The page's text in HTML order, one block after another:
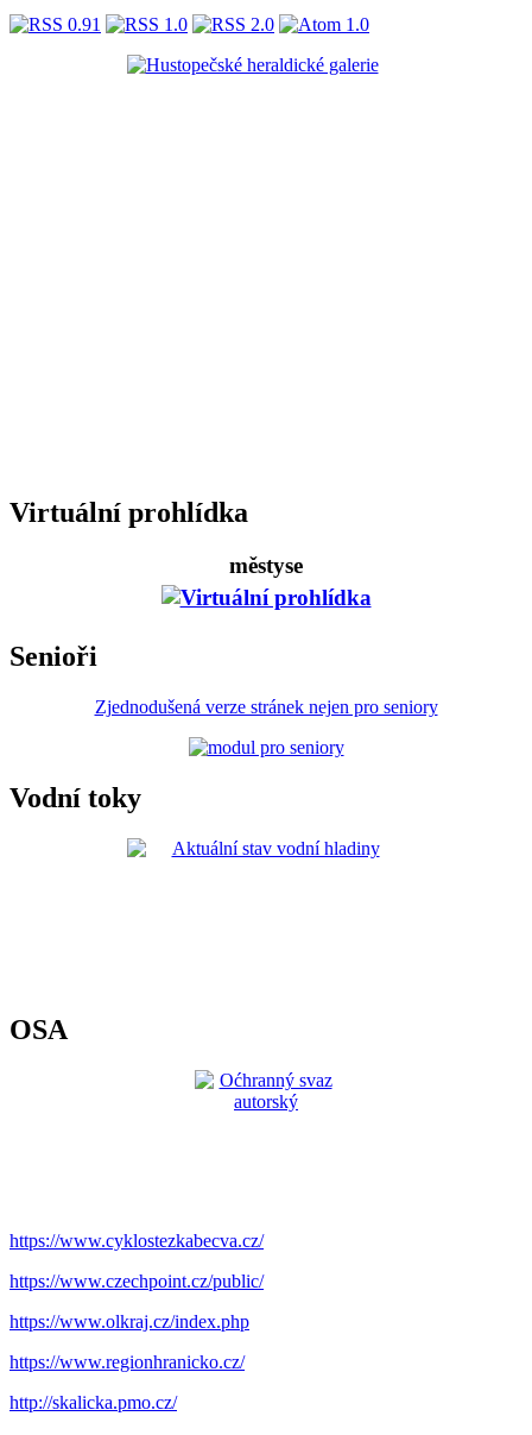
Virtuální prohlídka
městyse
Senioři
Zjednodušená verze stránek nejen pro seniory
Vodní toky
OSA
https://www.cyklostezkabecva.cz/
https://www.czechpoint.cz/public/
https://www.olkraj.cz/index.php
https://www.regionhranicko.cz/
http://skalicka.pmo.cz/